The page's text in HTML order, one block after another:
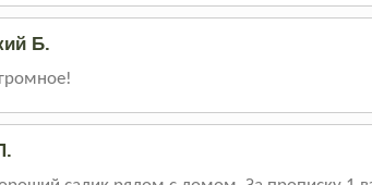
Б.